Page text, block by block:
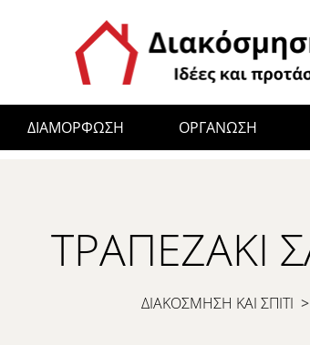
ΔΙΑΜΟΡΦΩΣΗ ΟΡΓΑΝΩΣΗ
ΤΡΑΠΕΖΆΚΙ
ΔΙΑΚΟΣΜΗΣΗ ΚΑΙ ΣΠΙΤΙ >